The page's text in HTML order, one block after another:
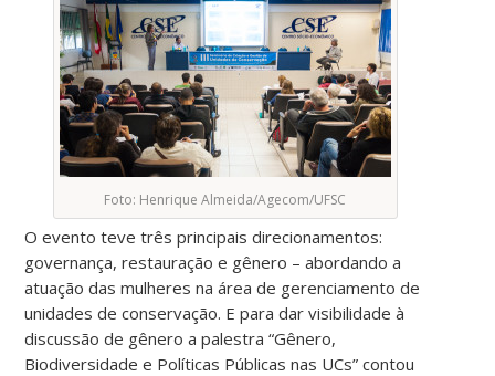
Foto: Henrique Almeida/Agecom/UFSC
O evento teve três principais direcionamentos:
governança, restauração e gênero – abordando a
atuação das mulheres na área de gerenciamento de
unidades de conservação. E para dar visibilidade à
discussão de gênero a palestra “Gênero,
Biodiversidade e Políticas Públicas nas UCs” contou